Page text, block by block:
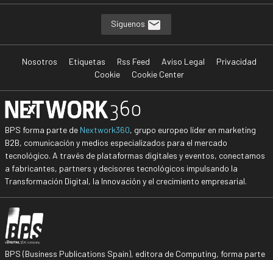
Síguenos
Nosotros Etiquetas Rss Feed Aviso Legal
Privacidad
Cookie
Cookie Center
BPS forma parte de Nextwork360, grupo europeo líder en marketing
B2B, comunicación y medios especializados para el mercado
tecnológico. A través de plataformas digitales y eventos, conectamos
a fabricantes, partners y decisores tecnológicos impulsando la
Transformación Digital, la Innovación y el crecimiento empresarial.
BPS (Business Publications Spain), editora de Computing, forma parte